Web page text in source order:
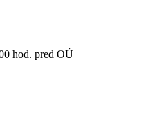
hod. pred OÚ